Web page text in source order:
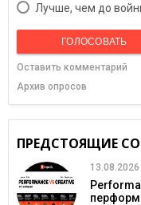
Лучше, чем до
ГОЛОСОВАТЬ
Оставить комментарий
Архив опросов
ПРЕДСТОЯЩИЕ
13.08.2026